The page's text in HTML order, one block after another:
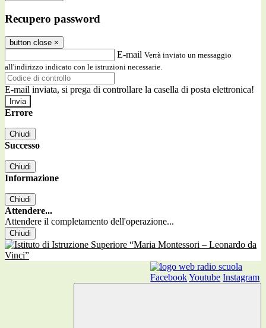
Recupero password
button close ×
E-mail Verrà inviato un messaggio
all'indirizzo indicato con le istruzioni necessarie.
E-mail inviata, si prega di controllare la casella di posta elettronica!
Errore
Chiudi
Successo
Chiudi
Informazione
Chiudi
Attendere...
Attendere il completamento dell'operazione...
Chiudi
FacebookYoutube Instagram